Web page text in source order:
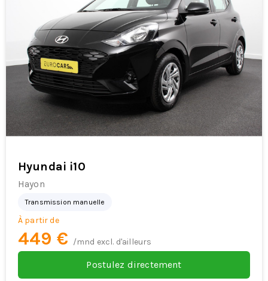
Hyundai i10
Hayon
Transmission manuelle
À partir de
449 € /mnd excl. d'ailleurs
Postulez directement